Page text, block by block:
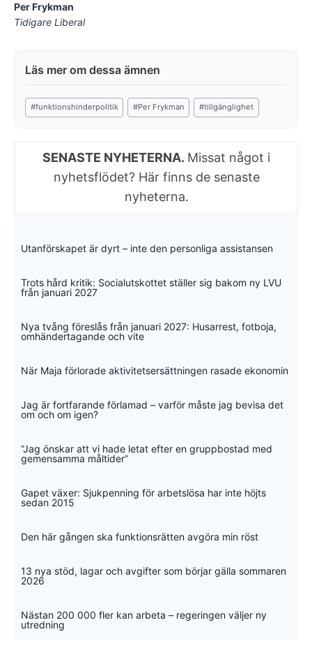
Per Frykman
Tidigare Liberal
Post
Tags:
#funktionshinderpolitik #Per Frykman #tillgänglighet
SENASTE NYHETERNA. Missat något i
nyhetsflödet? Här finns de senaste
nyheterna.
Utanförskapet är dyrt – inte den personliga assistansen
Trots hård kritik: Socialutskottet ställer sig bakom ny LVU
från januari 2027
Nya tvång föreslås från januari 2027: Husarrest, fotboja,
omhändertagande och vite
När Maja förlorade aktivitetsersättningen rasade ekonomin
Jag är fortfarande förlamad – varför måste jag bevisa det
om och om igen?
”Jag önskar att vi hade letat efter en gruppbostad med
gemensamma måltider”
Gapet växer: Sjukpenning för arbetslösa har inte höjts
sedan 2015
Den här gången ska funktionsrätten avgöra min röst
13 nya stöd, lagar och avgifter som börjar gälla sommaren
2026
Nästan 200 000 fler kan arbeta – regeringen väljer ny
utredning